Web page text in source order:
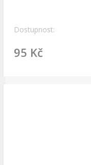
Dostupnost:
95 Kč